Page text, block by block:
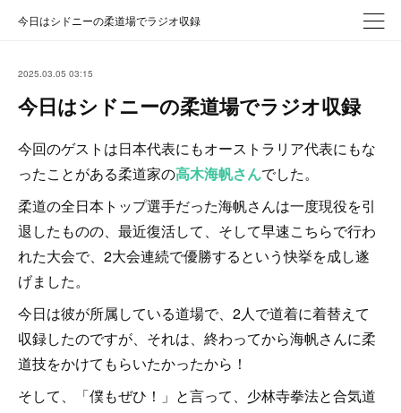
今日はシドニーの柔道場でラジオ収録
2025.03.05 03:15
今日はシドニーの柔道場でラジオ収録
今回のゲストは日本代表にもオーストラリア代表にもな
ったことがある柔道家の高木海帆さんでした。
柔道の全日本トップ選手だった海帆さんは一度現役を引
退したものの、最近復活して、そして早速こちらで行わ
れた大会で、2大会連続で優勝するという快挙を成し遂
げました。
今日は彼が所属している道場で、2人で道着に着替えて
収録したのですが、それは、終わってから海帆さんに柔
道技をかけてもらいたかったから！
そして、「僕もぜひ！」と言って、少林寺拳法と合気道